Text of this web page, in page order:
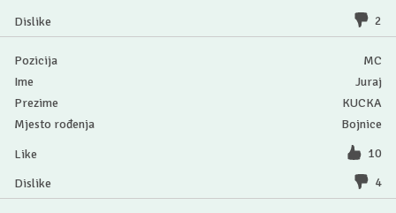
2
MC
Juraj
KUCKA
Bojnice
10
4